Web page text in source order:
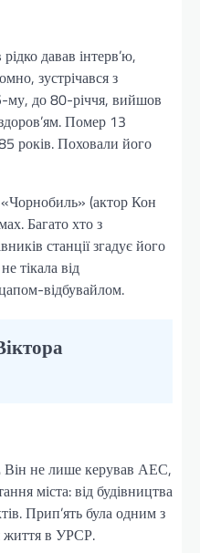
давав інтерв’ю,
зустрічався з
до 80-річчя, вийшов
Помер 13
років. Поховали його
«Чорнобиль» (актор Кон
Багато хто з
станції згадує його
тікала від
цапом-відбувайлом.
Він не лише керував АЕС,
міста: від будівництва
Прип’ять була одним з
життя в УРСР.